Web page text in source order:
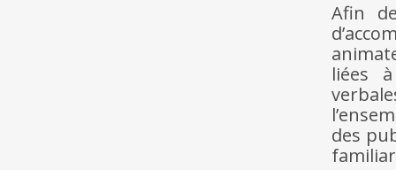
Afin
liées
des